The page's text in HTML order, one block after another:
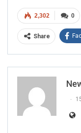
FAKE
Email
0
2,302
Share